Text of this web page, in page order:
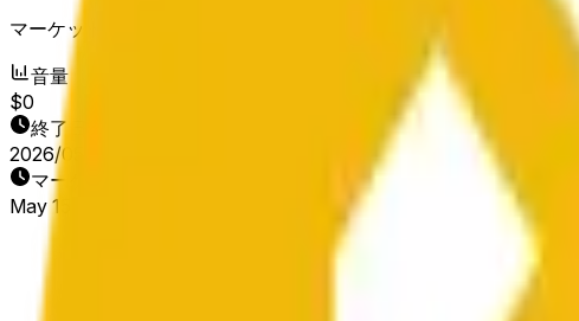
マーケット開始日：
音量
$0
終了日
2026/05/16
マーケット開始日
May 15, 2026, 12:47 AM ET